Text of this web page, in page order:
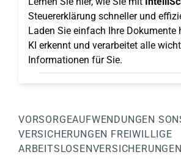
Steuererklärung schneller und
Laden Sie einfach Ihre Dokumente
KI erkennt und verarbeitet alle
Informationen für Sie.
VORSORGEAUFWENDUNGEN
VERSICHERUNGEN FREIWILLIGE
ARBEITSLOSENVERSICHERUNGEN